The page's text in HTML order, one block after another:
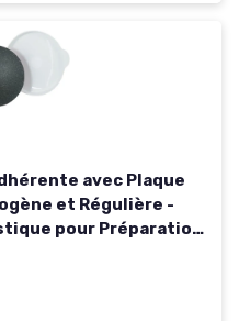
avec Plaque
et Régulière -
pour Préparation
Salées